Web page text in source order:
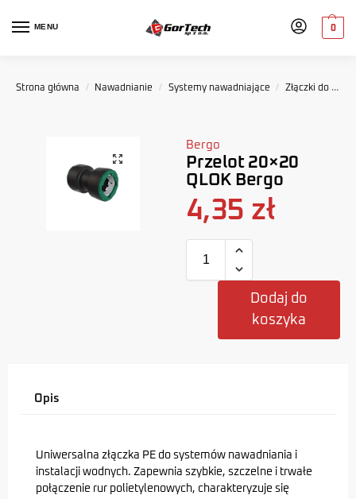
MENU 0
Strona główna / Nawadnianie / Systemy nawadniające / Złączki do systemów nawadniania
Bergo
Przelot 20×20
QLOK Bergo
4,35 zł
Dodaj do
koszyka
Opis
Uniwersalna złączka PE do systemów nawadniania i
instalacji wodnych. Zapewnia szybkie, szczelne i trwałe
połączenie rur polietylenowych, charakteryzuje się